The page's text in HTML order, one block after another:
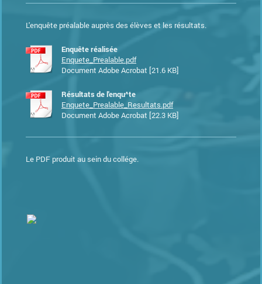
L'enquête préalable auprès des élèves et les résultats.
Enquête réalisée
Enquete_Prealable.pdf
Document Adobe Acrobat [21.6 KB]
Résultats de l'enqu^te
Enquete_Prealable_Resultats.pdf
Document Adobe Acrobat [22.3 KB]
Le PDF produit au sein du collége.